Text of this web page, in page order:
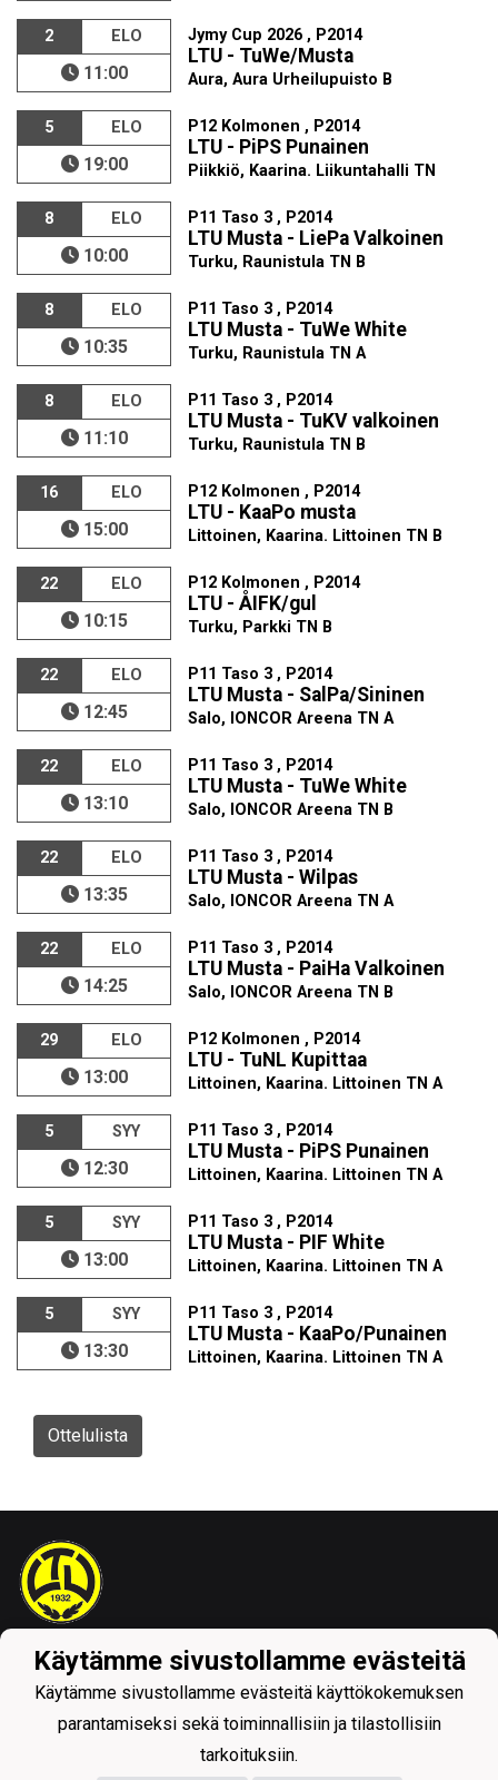
2 ELO
11:00
Jymy Cup 2026 , P2014
LTU - TuWe/Musta
Aura, Aura Urheilupuisto B
5 ELO
19:00
P12 Kolmonen , P2014
LTU - PiPS Punainen
Piikkiö, Kaarina. Liikuntahalli TN
8 ELO
10:00
P11 Taso 3 , P2014
LTU Musta - LiePa Valkoinen
Turku, Raunistula TN B
8 ELO
10:35
P11 Taso 3 , P2014
LTU Musta - TuWe White
Turku, Raunistula TN A
8 ELO
11:10
P11 Taso 3 , P2014
LTU Musta - TuKV valkoinen
Turku, Raunistula TN B
16 ELO
15:00
P12 Kolmonen , P2014
LTU - KaaPo musta
Littoinen, Kaarina. Littoinen TN B
22 ELO
10:15
P12 Kolmonen , P2014
LTU - ÅIFK/gul
Turku, Parkki TN B
22 ELO
12:45
P11 Taso 3 , P2014
LTU Musta - SalPa/Sininen
Salo, IONCOR Areena TN A
22 ELO
13:10
P11 Taso 3 , P2014
LTU Musta - TuWe White
Salo, IONCOR Areena TN B
22 ELO
13:35
P11 Taso 3 , P2014
LTU Musta - Wilpas
Salo, IONCOR Areena TN A
22 ELO
14:25
P11 Taso 3 , P2014
LTU Musta - PaiHa Valkoinen
Salo, IONCOR Areena TN B
29 ELO
13:00
P12 Kolmonen , P2014
LTU - TuNL Kupittaa
Littoinen, Kaarina. Littoinen TN A
5 SYY
12:30
P11 Taso 3 , P2014
LTU Musta - PiPS Punainen
Littoinen, Kaarina. Littoinen TN A
5 SYY
13:00
P11 Taso 3 , P2014
LTU Musta - PIF White
Littoinen, Kaarina. Littoinen TN A
5 SYY
13:30
P11 Taso 3 , P2014
LTU Musta - KaaPo/Punainen
Littoinen, Kaarina. Littoinen TN A
Ottelulista
Tietosuojaseloste
Käytämme sivustollamme evästeitä
Käytämme sivustollamme evästeitä käyttökokemuksen
parantamiseksi sekä toiminnallisiin ja tilastollisiin
tarkoituksiin.